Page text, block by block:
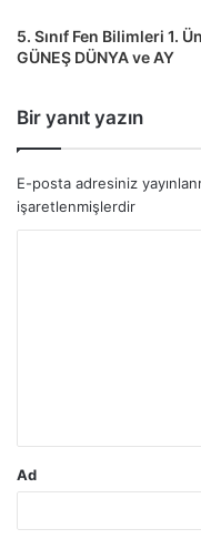
5. Sınıf Fen Bilimleri 1.
GÜNEŞ DÜNYA ve AY
Bir yanıt yazın
E-posta adresiniz
işaretlenmişlerdir
Ad